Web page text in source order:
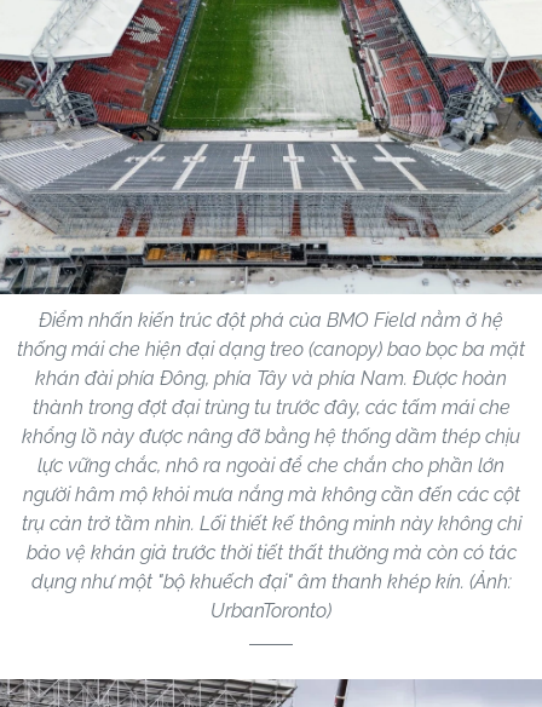
Điểm nhấn kiến trúc đột phá của BMO Field nằm ở hệ
thống mái che hiện đại dạng treo (canopy) bao bọc ba mặt
khán đài phía Đông, phía Tây và phía Nam. Được hoàn
thành trong đợt đại trùng tu trước đây, các tấm mái che
khổng lồ này được nâng đỡ bằng hệ thống dầm thép chịu
lực vững chắc, nhô ra ngoài để che chắn cho phần lớn
người hâm mộ khỏi mưa nắng mà không cần đến các cột
trụ cản trở tầm nhìn. Lối thiết kế thông minh này không chỉ
bảo vệ khán giả trước thời tiết thất thường mà còn có tác
dụng như một "bộ khuếch đại" âm thanh khép kín. (Ảnh:
UrbanToronto)